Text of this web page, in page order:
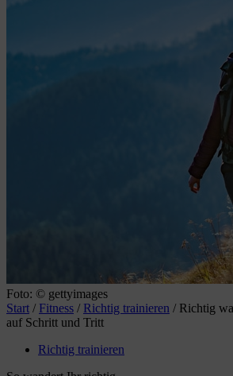
Foto: © gettyimages
Start / Fitness / Richtig trainieren / Richtig
auf Schritt und Tritt
Richtig trainieren